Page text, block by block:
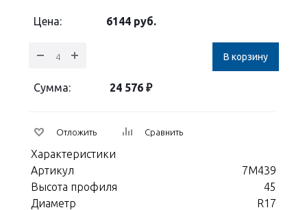
Цена: 6144 руб.
В корзину
Сумма: 24 576 ₽
Отложить Сравнить
Характеристики
Артикул
7M439
Высота профиля
45
Диаметр
R17